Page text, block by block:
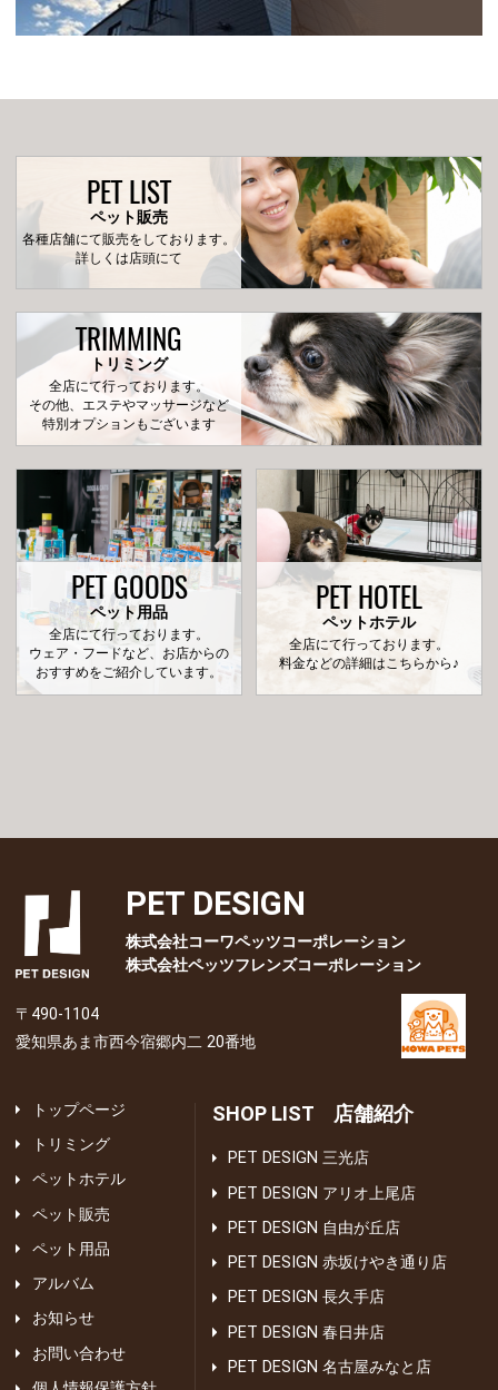
PET LIST
ペット販売
各種店舗にて販売をしております。
詳しくは店頭にて
TRIMMING
トリミング
全店にて行っております。
その他、エステやマッサージなど
特別オプションもございます
PET GOODS
ペット用品
全店にて行っております。
ウェア・フードなど、お店からの
おすすめをご紹介しています。
PET HOTEL
ペットホテル
全店にて行っております。
料金などの詳細はこちらから♪
PET DESIGN
株式会社コーワペッツコーポレーション
株式会社ペッツフレンズコーポレーション
〒490-1104
愛知県あま市西今宿郷内二 20番地
トップページ
トリミング
ペットホテル
ペット販売
ペット用品
アルバム
お知らせ
お問い合わせ
SHOP LIST 店舗紹介
PET DESIGN 三光店
PET DESIGN アリオ上尾店
PET DESIGN 自由が丘店
PET DESIGN 赤坂けやき通り店
PET DESIGN 長久手店
PET DESIGN 春日井店
PET DESIGN 名古屋みなと店